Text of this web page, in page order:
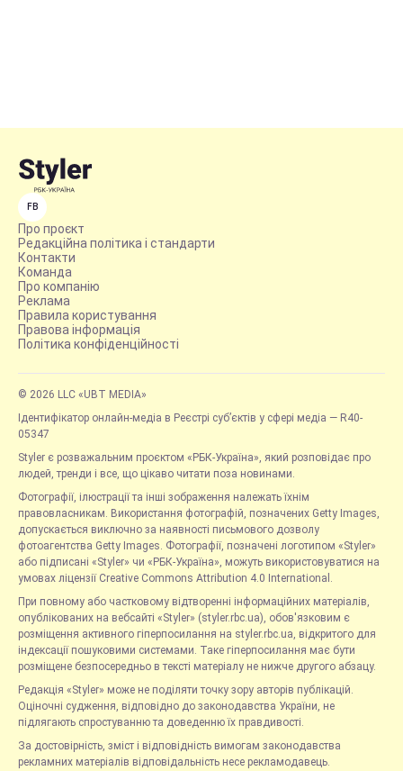
FB
Про проєкт
Редакційна політика і стандарти
Контакти
Команда
Про компанію
Реклама
Правила користування
Правова інформація
Політика конфіденційності
© 2026 LLC «UBT MEDIA»
Ідентифікатор онлайн-медіа в Реєстрі суб’єктів у сфері медіа — R40-
05347
Styler є розважальним проєктом «РБК-Україна», який розповідає про
людей, тренди і все, що цікаво читати поза новинами.
Фотографії, ілюстрації та інші зображення належать їхнім
правовласникам. Використання фотографій, позначених Getty Images,
допускається виключно за наявності письмового дозволу
фотоагентства Getty Images. Фотографії, позначені логотипом «Styler»
або підписані «Styler» чи «РБК-Україна», можуть використовуватися на
умовах ліцензії Creative Commons Attribution 4.0 International.
При повному або частковому відтворенні інформаційних матеріалів,
опублікованих на вебсайті «Styler» (styler.rbc.ua), обов'язковим є
розміщення активного гіперпосилання на styler.rbc.ua, відкритого для
індексації пошуковими системами. Таке гіперпосилання має бути
розміщене безпосередньо в тексті матеріалу не нижче другого абзацу.
Редакція «Styler» може не поділяти точку зору авторів публікацій.
Оціночні судження, відповідно до законодавства України, не
підлягають спростуванню та доведенню їх правдивості.
За достовірність, зміст і відповідність вимогам законодавства
рекламних матеріалів відповідальність несе рекламодавець.